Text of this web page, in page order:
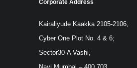
Corporate Address
Kairaliyude Kaakka 2105-2106;
Cyber One Plot No. 4 & 6;
Sector30-A Vashi,